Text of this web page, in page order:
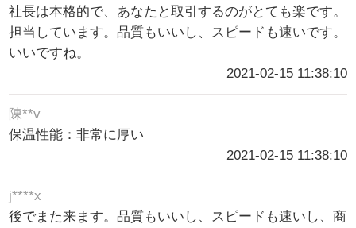
社長は本格的で、あなたと取引するのがとても楽です。
担当しています。品質もいいし、スピードも速いです。
いいですね。
2021-02-15 11:38:10
陳**v
保温性能：非常に厚い
2021-02-15 11:38:10
j****x
後でまた来ます。品質もいいし、スピードも速いし、商